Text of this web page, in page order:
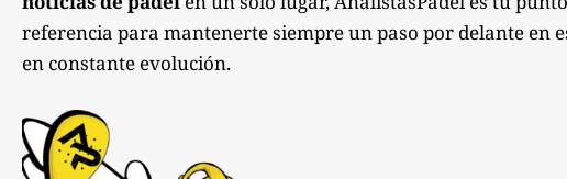
referencia para mantenerte siempre un paso por delante en
en constante evolución.